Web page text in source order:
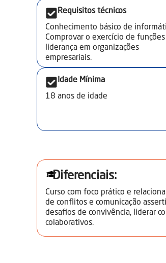
Requisitos técnicos
Conhecimento básico de
Comprovar o exercício de
liderança em organizações
empresariais.
Idade Mínima
18 anos de idade
Diferenciais:
Curso com foco prático e
de conflitos e comunicação
desafios de convivência, liderar
colaborativos.